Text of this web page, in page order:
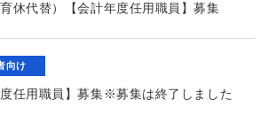
休代替）【会計年度任用職員】募集
向け
任用職員】募集※募集は終了しました